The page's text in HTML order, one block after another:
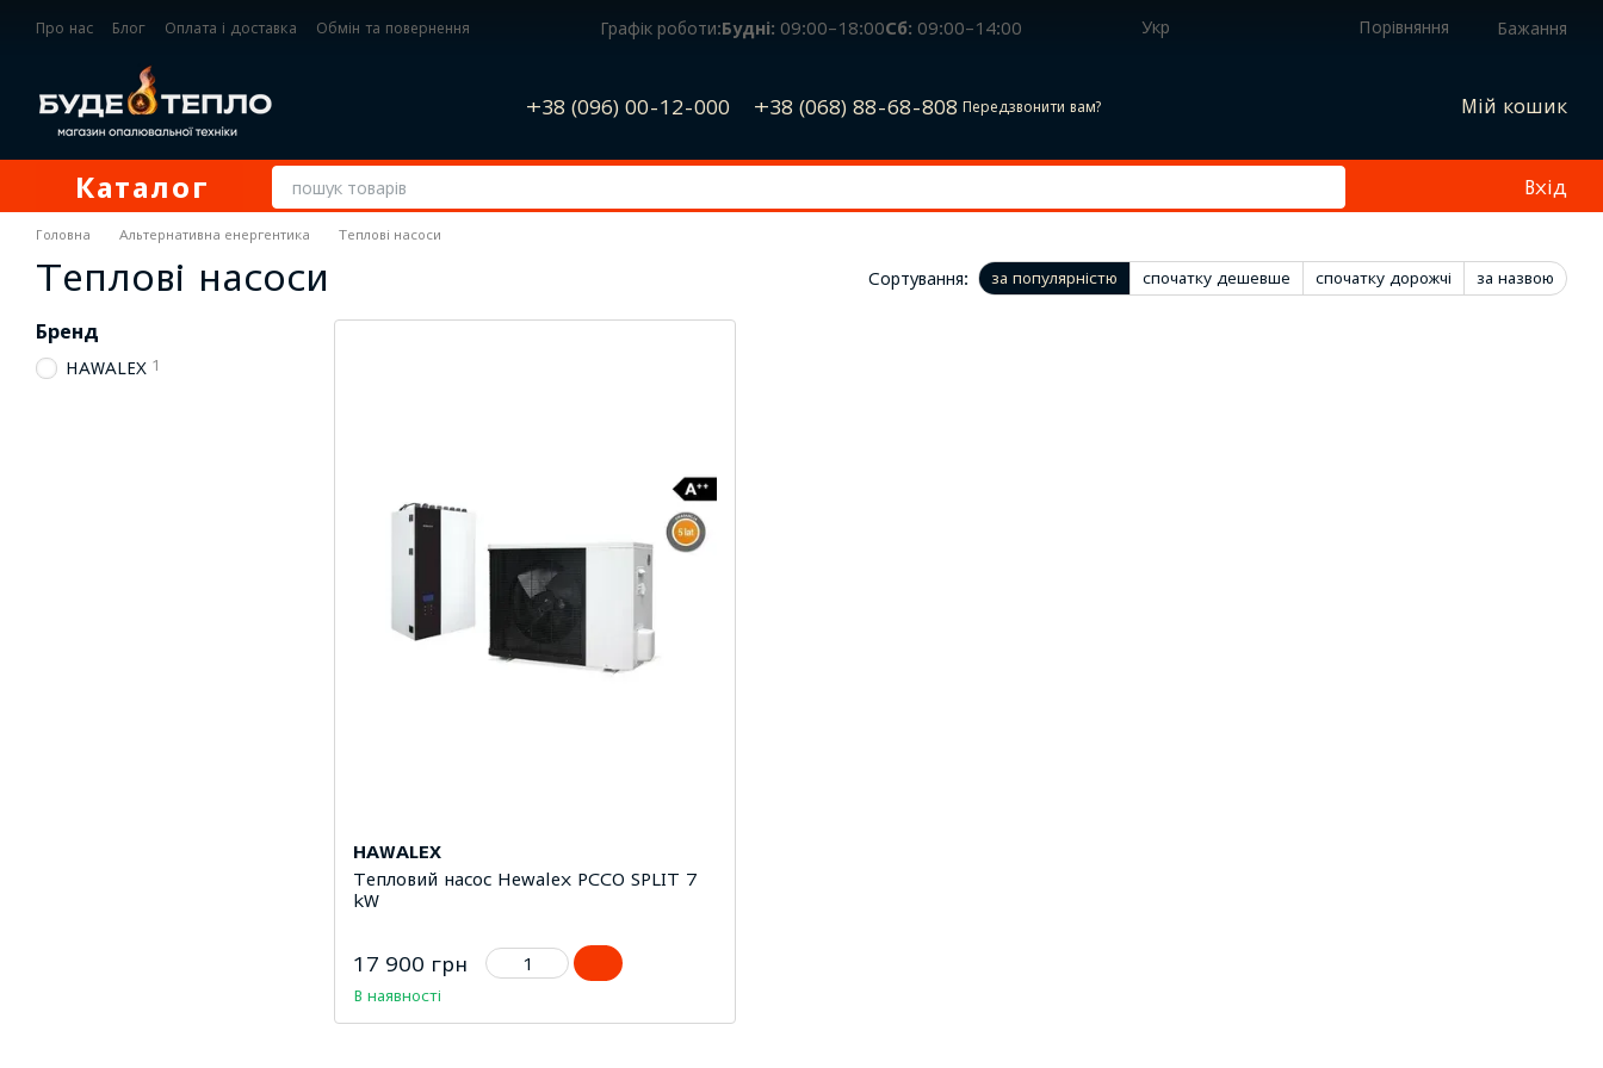
Про нас Блог Оплата і доставка
Обмін та повернення
Графік роботи:Будні: 09:00–18:00Сб: 09:00–14:00 Укр Порівняння Бажання
+38 (096) 00-12-000 +38 (068) 88-68-808 Передзвонити вам? Мій кошик
Каталог Вхід
Головна Альтернативна енергентика Теплові насоси
Теплові насоси Сортування: за популярністю спочатку дешевше спочатку дорожчі за назвою
HAWALEX
Тепловий насос Hewalex PCCO SPLIT 7
kW
17 900 грн
В наявності
Бренд
HAWALEX 1